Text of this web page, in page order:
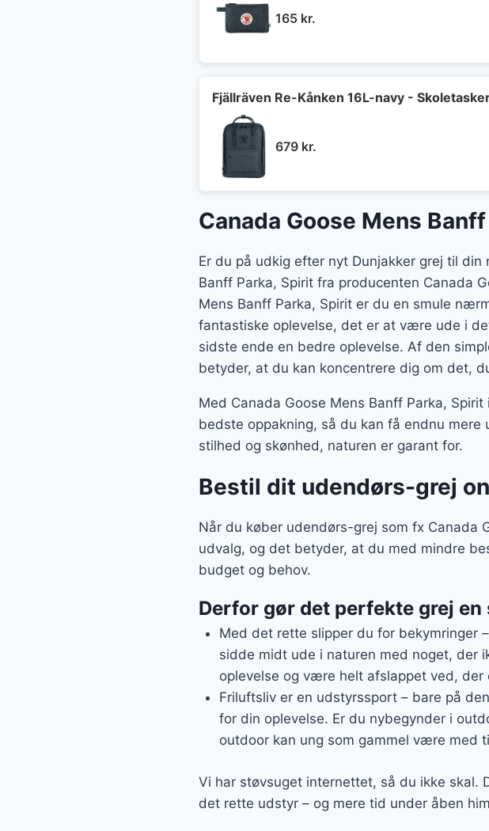
165 kr.
Fjällräven Re-Kånken 16L-navy -
679 kr.
Canada Goose Mens
Er du på udkig efter nyt Dunjakker grej til
Banff Parka, Spirit fra producenten Canada
Mens Banff Parka, Spirit er du en smule
fantastiske oplevelse, det er at være ude i
sidste ende en bedre oplevelse. Af den
betyder, at du kan koncentrere dig om det,
Med Canada Goose Mens Banff Parka,
bedste oppakning, så du kan få endnu
stilhed og skønhed, naturen er garant for.
Bestil dit udendørs-grej
Når du køber udendørs-grej som fx Canada
udvalg, og det betyder, at du med mindre
budget og behov.
Derfor gør det perfekte grej
Med det rette slipper du for bekymringer
sidde midt ude i naturen med noget, der
oplevelse og være helt afslappet ved, der
Friluftsliv er en udstyrssport – bare på
for din oplevelse. Er du nybegynder i
outdoor kan ung som gammel være med
Vi har støvsuget internettet, så du ikke skal.
det rette udstyr – og mere tid under åben